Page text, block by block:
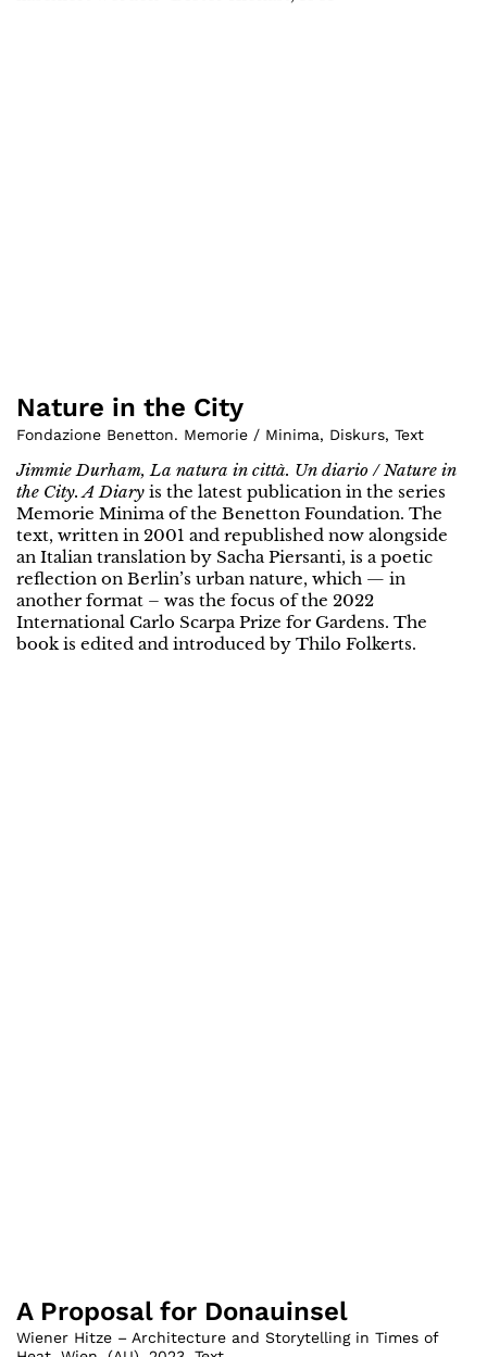
Nature in the City
Fondazione Benetton. Memorie / Minima, Diskurs, Text
Jimmie Durham, La natura in città. Un diario / Nature in
the City. A Diary is the latest publication in the series
Memorie Minima of the Benetton Foundation. The
text, written in 2001 and republished now alongside
an Italian translation by Sacha Piersanti, is a poetic
reflection on Berlin’s urban nature, which — in
another format – was the focus of the 2022
International Carlo Scarpa Prize for Gardens. The
book is edited and introduced by Thilo Folkerts.
A Proposal for Donauinsel
Wiener Hitze – Architecture and Storytelling in Times of